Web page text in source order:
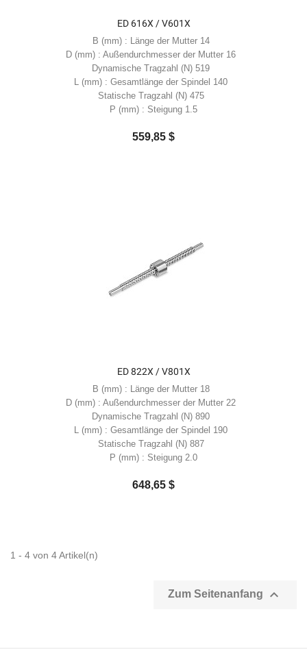
ED 616X / V601X
B (mm) : Länge der Mutter 14
D (mm) : Außendurchmesser der Mutter 16
Dynamische Tragzahl (N) 519
L (mm) : Gesamtlänge der Spindel 140
Statische Tragzahl (N) 475
P (mm) : Steigung 1.5
559,85 $
ED 822X / V801X
B (mm) : Länge der Mutter 18
D (mm) : Außendurchmesser der Mutter 22
Dynamische Tragzahl (N) 890
L (mm) : Gesamtlänge der Spindel 190
Statische Tragzahl (N) 887
P (mm) : Steigung 2.0
648,65 $
1 - 4 von 4 Artikel(n)
Zum Seitenanfang 